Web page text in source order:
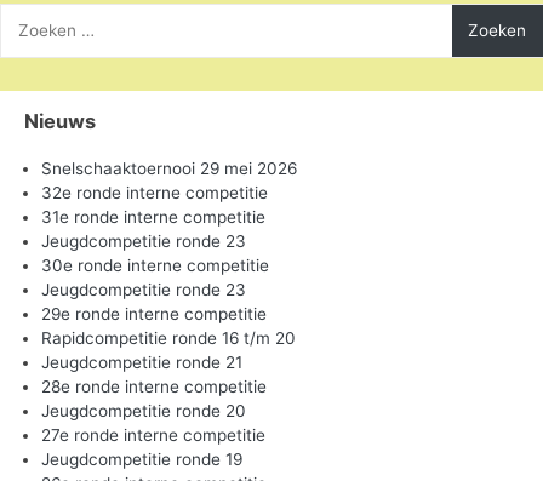
naar:
Nieuws
Snelschaaktoernooi 29 mei 2026
32e ronde interne competitie
31e ronde interne competitie
Jeugdcompetitie ronde 23
30e ronde interne competitie
Jeugdcompetitie ronde 23
29e ronde interne competitie
Rapidcompetitie ronde 16 t/m 20
Jeugdcompetitie ronde 21
28e ronde interne competitie
Jeugdcompetitie ronde 20
27e ronde interne competitie
Jeugdcompetitie ronde 19